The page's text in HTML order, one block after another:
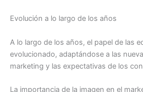
Evolución a lo largo de los años
A lo largo de los años, el papel de las
evolucionado, adaptándose a las
marketing y las expectativas de los
La importancia de la imagen en el